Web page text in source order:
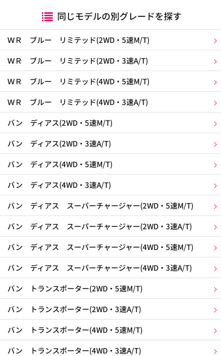
同じモデルの別グレードを探す
ＷＲ ブルー リミテッド(2WD・5速M/T)
ＷＲ ブルー リミテッド(2WD・3速A/T)
ＷＲ ブルー リミテッド(4WD・5速M/T)
ＷＲ ブルー リミテッド(4WD・3速A/T)
バン ディアス(2WD・5速M/T)
バン ディアス(2WD・3速A/T)
バン ディアス(4WD・5速M/T)
バン ディアス(4WD・3速A/T)
バン ディアス スーパーチャージャー(2WD・5速M/T)
バン ディアス スーパーチャージャー(2WD・3速A/T)
バン ディアス スーパーチャージャー(4WD・5速M/T)
バン ディアス スーパーチャージャー(4WD・3速A/T)
バン トランスポーター(2WD・5速M/T)
バン トランスポーター(2WD・3速A/T)
バン トランスポーター(4WD・5速M/T)
バン トランスポーター(4WD・3速A/T)